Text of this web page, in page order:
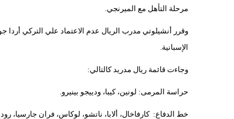
مرحلة التأهل مع الميرنجي.
الإسبانية.
وجاءت قائمة ريال مدريد كالتالي:
حراسة المرمى: لونين، كيبا، ودييجو بينيرو.
خط الدفاع: كارفاخال، ألابا، ناتشو، لوكاس، فران جارسيا،